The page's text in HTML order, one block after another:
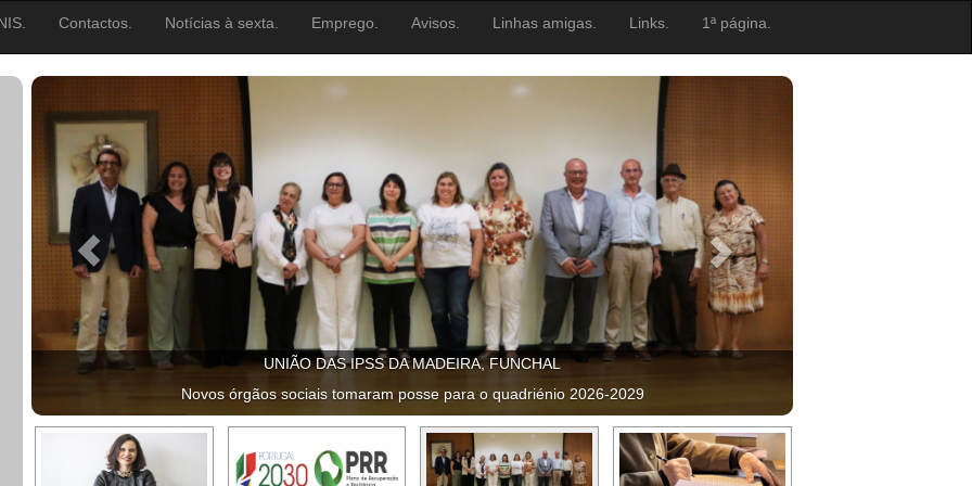
Contactos. Notícias à sexta. Emprego. Avisos. Linhas amigas. Links. 1ª página.
UNIÃO DAS IPSS DA MADEIRA, FUNCHAL
Novos órgãos sociais tomaram posse para o quadriénio 2026-2029